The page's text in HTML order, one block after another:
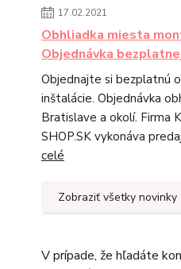
17.02.2021
Obhliadka miesta
Objednávka
Objednajte si bezplatnú
inštalácie. Objednávka
Bratislave a okolí. Firma
SHOP.SK vykonáva
celé
Zobraziť všetky novinky
V prípade, že hľadáte